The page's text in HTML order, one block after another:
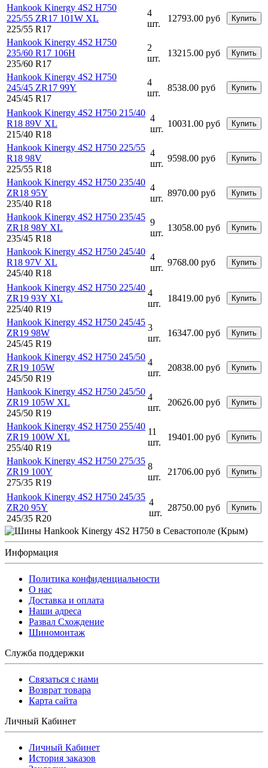
Hankook Kinergy 4S2 H750
225/55 ZR17 101W XL
225/55 R17
4
шт.
12793.00 руб Купить
Hankook Kinergy 4S2 H750
235/60 R17 106H
235/60 R17
2
шт.
13215.00 руб Купить
Hankook Kinergy 4S2 H750
245/45 ZR17 99Y
245/45 R17
4
шт.
8538.00 руб Купить
Hankook Kinergy 4S2 H750 215/40
R18 89V XL
215/40 R18
4
шт.
10031.00 руб Купить
Hankook Kinergy 4S2 H750 225/55
R18 98V
225/55 R18
4
шт.
9598.00 руб Купить
Hankook Kinergy 4S2 H750 235/40
ZR18 95Y
235/40 R18
4
шт.
8970.00 руб Купить
Hankook Kinergy 4S2 H750 235/45
ZR18 98Y XL
235/45 R18
9
шт.
13058.00 руб Купить
Hankook Kinergy 4S2 H750 245/40
R18 97V XL
245/40 R18
4
шт.
9768.00 руб Купить
Hankook Kinergy 4S2 H750 225/40
ZR19 93Y XL
225/40 R19
4
шт.
18419.00 руб Купить
Hankook Kinergy 4S2 H750 245/45
ZR19 98W
245/45 R19
3
шт.
16347.00 руб Купить
Hankook Kinergy 4S2 H750 245/50
ZR19 105W
245/50 R19
4
шт.
20838.00 руб Купить
Hankook Kinergy 4S2 H750 245/50
ZR19 105W XL
245/50 R19
4
шт.
20626.00 руб Купить
Hankook Kinergy 4S2 H750 255/40
ZR19 100W XL
255/40 R19
11
шт.
19401.00 руб Купить
Hankook Kinergy 4S2 H750 275/35
ZR19 100Y
275/35 R19
8
шт.
21706.00 руб Купить
Hankook Kinergy 4S2 H750 245/35
ZR20 95Y
245/35 R20
4
шт.
28750.00 руб Купить
Информация
Политика конфиденциальности
O нас
Доставка и оплата
Наши адреса
Развал Схождение
Шиномонтаж
Служба поддержки
Связаться с нами
Возврат товара
Карта сайта
Личный Кабинет
Личный Кабинет
История заказов